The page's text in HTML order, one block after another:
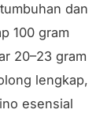
dan
100 gram
20–23 gram
lengkap,
esensial